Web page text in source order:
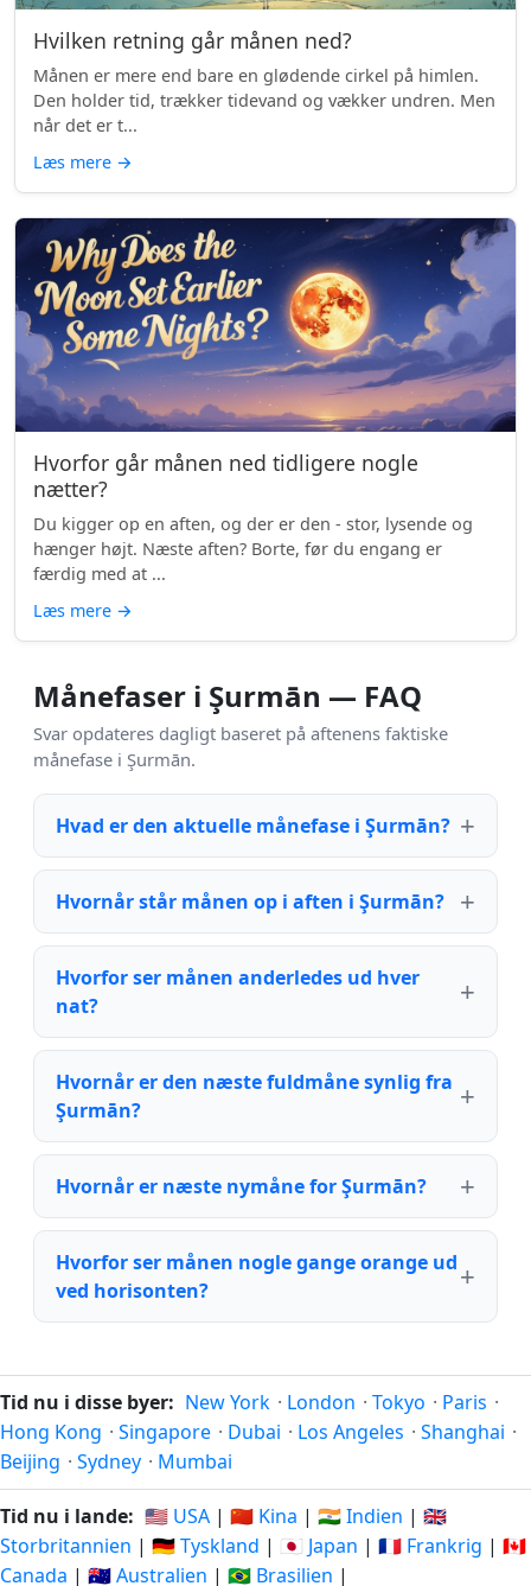
Hvilken retning går månen ned?
Månen er mere end bare en glødende cirkel på himlen.
Den holder tid, trækker tidevand og vækker undren. Men
når det er t...
Læs mere →
Hvorfor går månen ned tidligere nogle
nætter?
Du kigger op en aften, og der er den - stor, lysende og
hænger højt. Næste aften? Borte, før du engang er
færdig med at ...
Læs mere →
Månefaser i Şurmān — FAQ
Svar opdateres dagligt baseret på aftenens faktiske
månefase i Şurmān.
Hvad er den aktuelle månefase i Şurmān?
Hvornår står månen op i aften i Şurmān?
Hvorfor ser månen anderledes ud hver
nat?
Hvornår er den næste fuldmåne synlig fra
Şurmān?
Hvornår er næste nymåne for Şurmān?
Hvorfor ser månen nogle gange orange ud
ved horisonten?
Tid nu i disse byer: New York · London · Tokyo · Paris ·
Hong Kong · Singapore · Dubai · Los Angeles · Shanghai ·
Beijing · Sydney · Mumbai
Tid nu i lande: 🇺🇸 USA | 🇨🇳 Kina | 🇮🇳 Indien | 🇬🇧
Storbritannien | 🇩🇪 Tyskland | 🇯🇵 Japan | 🇫🇷 Frankrig | 🇨🇦
Canada | 🇦🇺 Australien | 🇧🇷 Brasilien |